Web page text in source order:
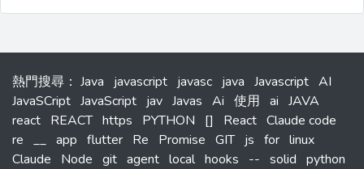
熱門搜尋 ： Java javascript javasc java Javascript AI
JavaSCript JavaScript jav Javas Ai 使用 ai JAVA
react REACT https PYTHON [] React Claude code
re __ app flutter Re Promise GIT js for linux
Claude
Node git agent local hooks -- solid python